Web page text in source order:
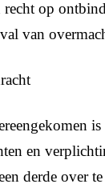
recht op
van
en
derde over